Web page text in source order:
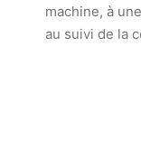
machine, à
au suivi de la